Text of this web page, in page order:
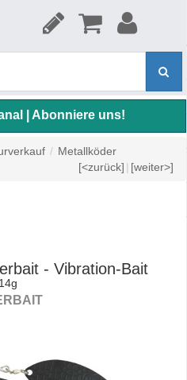
| Abonniere uns!
/ Metallköder
[<zurück] | [weiter>]
- Vibration-Bait